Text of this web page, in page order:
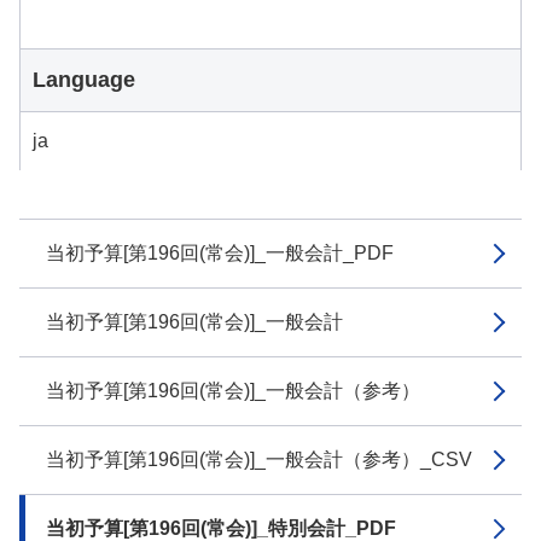
当初予算[第196回(常会)]_一般会計_PDF
当初予算[第196回(常会)]_一般会計
当初予算[第196回(常会)]_一般会計（参考）
当初予算[第196回(常会)]_一般会計（参考）_CSV
当初予算[第196回(常会)]_特別会計_PDF
Language
ja